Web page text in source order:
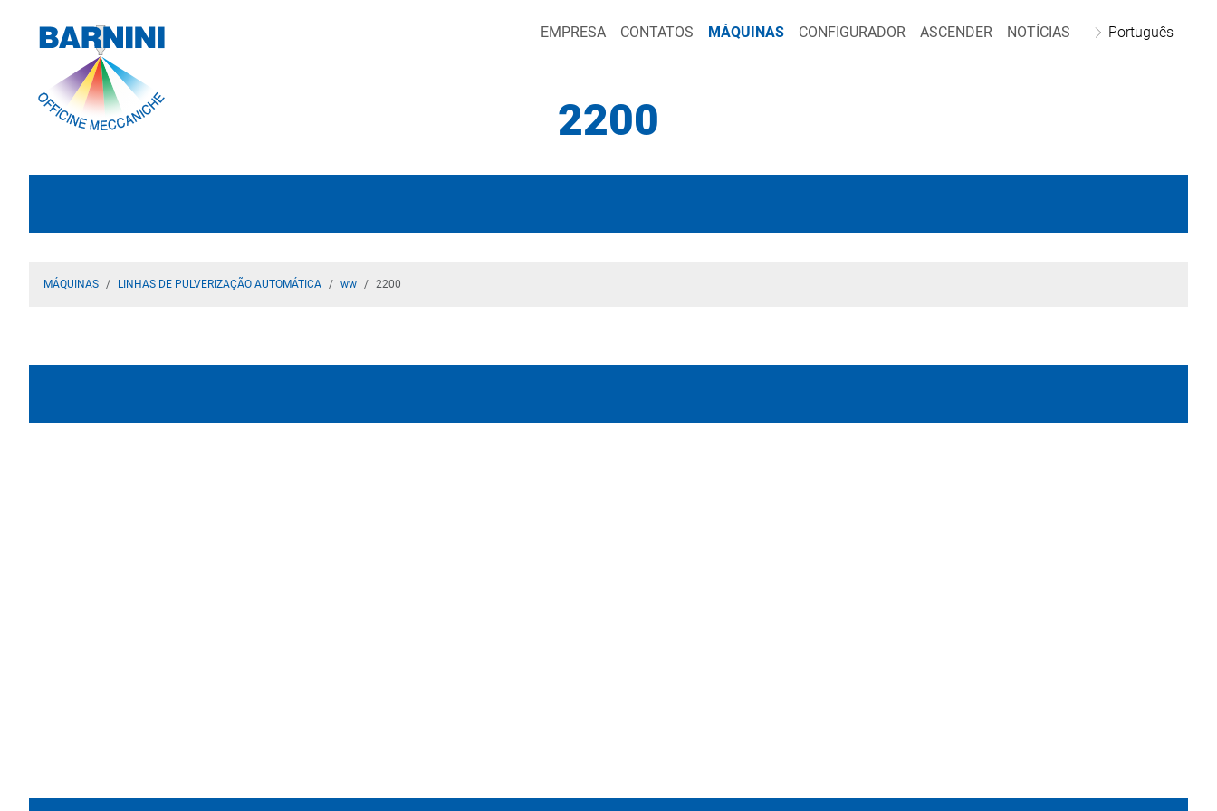
EMPRESA CONTATOS MÁQUINAS CONFIGURADOR ASCENDER NOTÍCIAS Português
2200
MÁQUINAS LINHAS DE PULVERIZAÇÃO AUTOMÁTICA ww 2200